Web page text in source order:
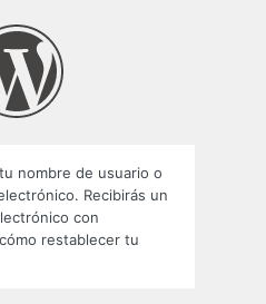
nombre de usuario o
Recibirás un
con
restablecer tu